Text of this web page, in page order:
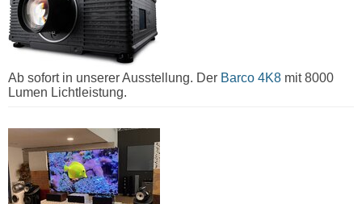
Ab sofort in unserer Ausstellung. Der Barco 4K8 mit 8000
Lumen Lichtleistung.